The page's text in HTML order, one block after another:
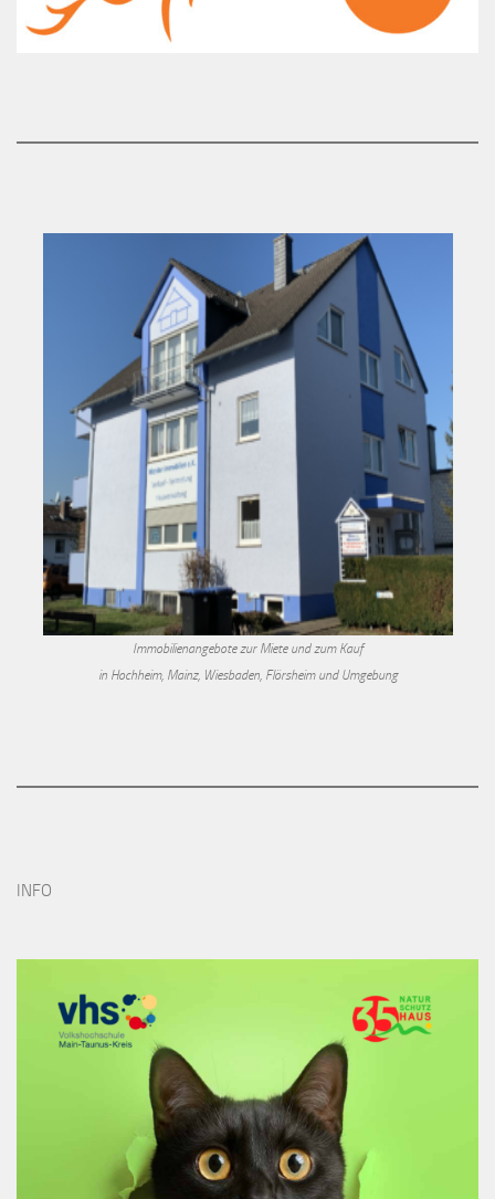
Immobilienangebote zur Miete und zum Kauf
in Hochheim, Mainz, Wiesbaden, Flörsheim und Umgebung
INFO